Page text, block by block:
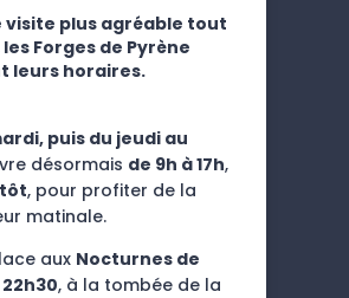
plus agréable tout
Forges de Pyrène
leurs horaires.
puis du jeudi au
désormais de 9h à 17h,
, pour profiter de la
matinale.
aux Nocturnes de
22h30, à la tombée de la